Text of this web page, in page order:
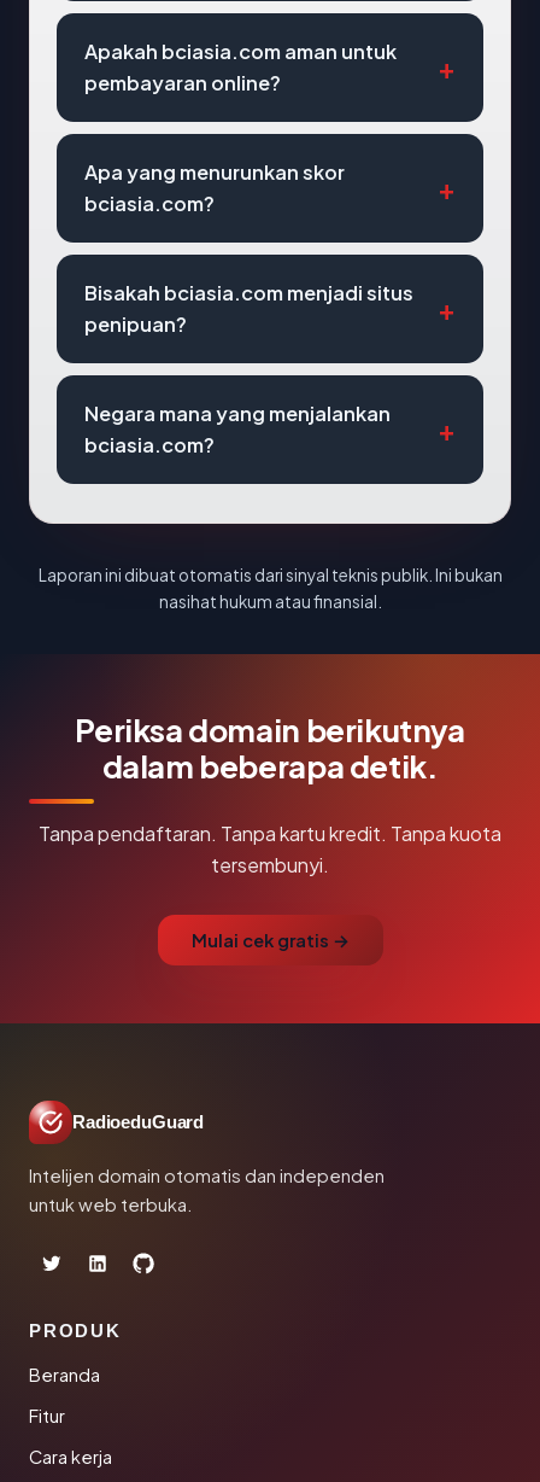
Apakah bciasia.com aman untuk
pembayaran online?
Apa yang menurunkan skor
bciasia.com?
Bisakah bciasia.com menjadi situs
penipuan?
Negara mana yang menjalankan
bciasia.com?
Laporan ini dibuat otomatis dari sinyal teknis publik. Ini bukan
nasihat hukum atau finansial.
Periksa domain berikutnya
dalam beberapa detik.
Tanpa pendaftaran. Tanpa kartu kredit. Tanpa kuota
tersembunyi.
Mulai cek gratis →
RadioeduGuard
Intelijen domain otomatis dan independen
untuk web terbuka.
PRODUK
Beranda
Fitur
Cara kerja